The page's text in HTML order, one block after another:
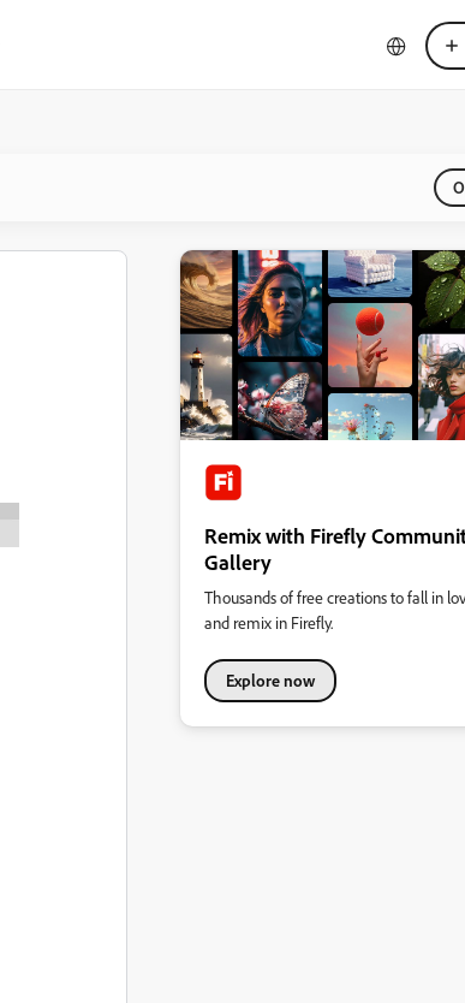
Remix with Firefly
Gallery
Thousands of free creations to fall in
and remix in Firefly.
Explore now